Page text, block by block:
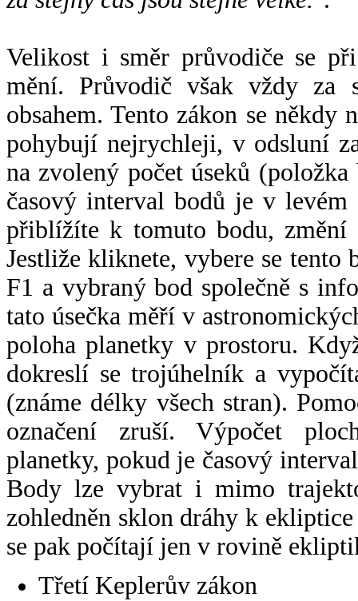
Velikost i směr průvodiče se
mění. Průvodič však vždy za
obsahem. Tento zákon se někdy
pohybují nejrychleji, v odsluní
na zvolený počet úseků
časový interval bodů je v
přiblížíte k tomuto bodu,
Jestliže kliknete, vybere se tento
F1 a vybraný bod společně s
tato úsečka měří v
poloha planetky v prostoru.
dokreslí se trojúhelník a
(známe délky všech stran).
označení zruší. Výpočet
planetky, pokud je časový
Body lze vybrat i mimo
zohledněn sklon dráhy k
se pak počítají jen v rovině
Třetí Keplerův zákon